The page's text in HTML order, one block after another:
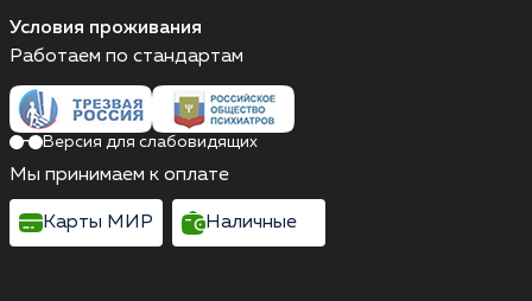
Условия проживания
Работаем по стандартам
Версия для слабовидящих
Мы принимаем к оплате
Карты МИР Наличные